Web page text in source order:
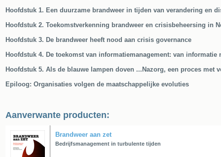
Hoofdstuk 1. Een duurzame brandweer in tijden van verandering en
Hoofdstuk 2. Toekomstverkenning brandweer en crisisbeheersing in
Hoofdstuk 3. De brandweer heeft nood aan crisis governance
Hoofdstuk 4. De toekomst van informatiemanagement: van informatie
Hoofdstuk 5. Als de blauwe lampen doven ...Nazorg, een proces met
Epiloog: Organisaties volgen de maatschappelijke evoluties
Aanverwante producten:
Brandweer aan zet
Bedrijfsmanagement in turbulente tijden